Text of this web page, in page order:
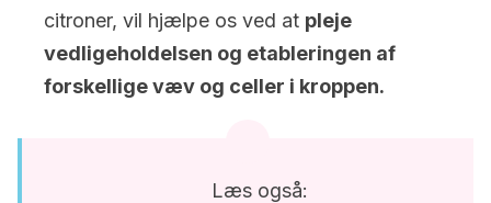
citroner, vil hjælpe os ved at pleje
vedligeholdelsen og etableringen af
forskellige væv og celler i kroppen.
Læs også: